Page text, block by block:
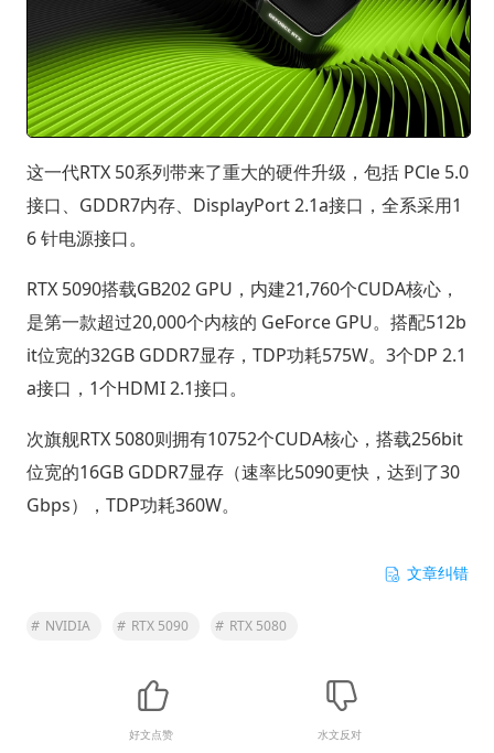
这一代RTX 50系列带来了重大的硬件升级，包括 PCle 5.0
接口、GDDR7内存、DisplayPort 2.1a接口，全系采用1
6 针电源接口。
RTX 5090搭载GB202 GPU，内建21,760个CUDA核心，
是第一款超过20,000个内核的 GeForce GPU。搭配512b
it位宽的32GB GDDR7显存，TDP功耗575W。3个DP 2.1
a接口，1个HDMI 2.1接口。
次旗舰RTX 5080则拥有10752个CUDA核心，搭载256bit
位宽的16GB GDDR7显存（速率比5090更快，达到了30
Gbps），TDP功耗360W。
文章纠错
# NVIDIA # RTX 5090 # RTX 5080
好文点赞 水文反对